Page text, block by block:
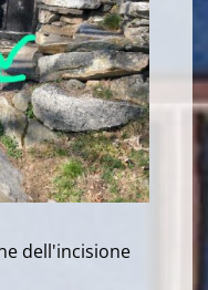
dell'incisione